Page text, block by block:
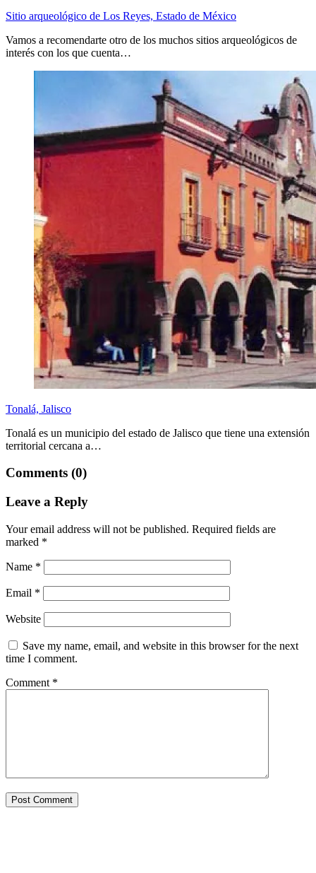
Sitio arqueológico de Los Reyes, Estado de México
Vamos a recomendarte otro de los muchos sitios arqueológicos de
interés con los que cuenta…
Tonalá, Jalisco
Tonalá es un municipio del estado de Jalisco que tiene una extensión
territorial cercana a…
Comments (0)
Leave a Reply
Your email address will not be published. Required fields are
marked *
Name *
Email *
Website
Save my name, email, and website in this browser for the next
time I comment.
Comment *